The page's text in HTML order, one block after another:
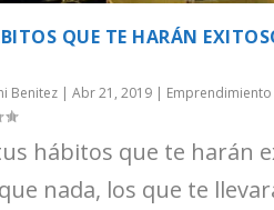
QUE TE HARÁN
Benitez |Abr 21, 2019 | Emprendimiento
hábitos que te harán
nada, los que te